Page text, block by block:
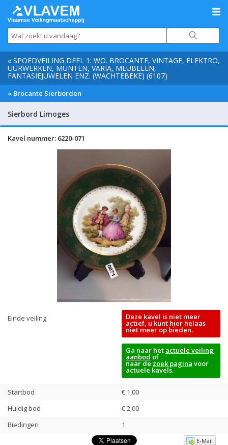
« SPOEDVEILING DEEL 1: WO. BROCANTE, VINTAGE, ELEKTRO,
UURWERKEN, MUNTEN, VARIA, MEUBELEN,
FANTASIEJUWELEN ENZ. (WACHTEBEKE) (6107)
« Brocante Sierborden
Sierbord Limoges
Kavel nummer: 6220-071
Einde veiling Deze kavel is niet meer
actief, u kunt hier helaas
niet meer op bieden.
Ga naar het actuele veiling
aanbod of
naar de zoek pagina voor
actuele kavels.
Startbod
€ 1,00
Huidig bod
€2,00
Biedingen
1
E-Mail